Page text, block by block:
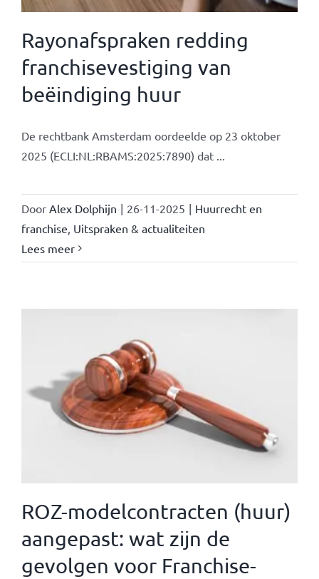
Rayonafspraken redding
franchisevestiging van
beëindiging huur
De rechtbank Amsterdam oordeelde op 23 oktober
2025 (ECLI:NL:RBAMS:2025:7890) dat ...
Door Alex Dolphijn | 26-11-2025 | Huurrecht en
franchise Uitspraken & actualiteiten
Lees meer
ROZ-modelcontracten (huur)
aangepast: wat zijn de
gevolgen voor Franchise-